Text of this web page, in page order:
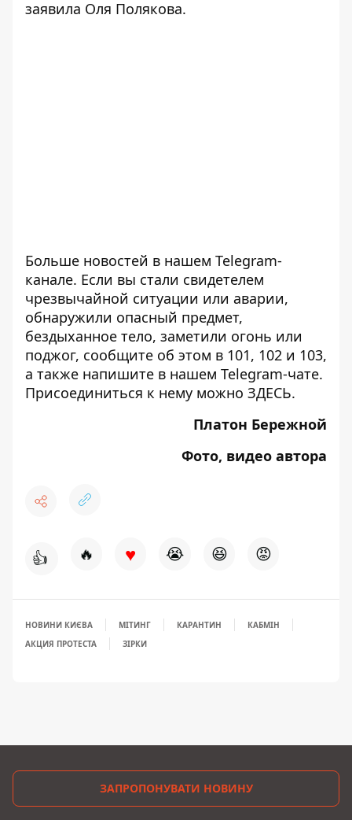
заявила Оля Полякова.
Больше новостей в нашем Telegram-
канале. Если вы стали свидетелем
чрезвычайной ситуации или аварии,
обнаружили опасный предмет,
бездыханное тело, заметили огонь или
поджог, сообщите об этом в 101, 102 и 103,
а также напишите в нашем Telegram-чате.
Присоединиться к нему можно ЗДЕСЬ.
Платон Бережной
Фото, видео автора
👍 🔥 ♥ 😭 😆 😡
НОВИНИ КИЄВА МІТИНГ КАРАНТИН
КАБМІН
АКЦИЯ ПРОТЕСТА
ЗІРКИ
ЗАПРОПОНУВАТИ НОВИНУ